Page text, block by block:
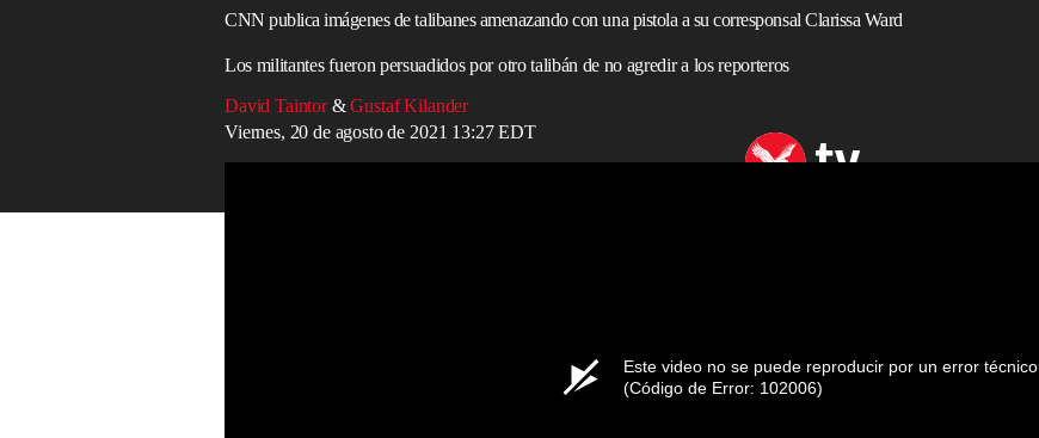
CNN publica imágenes de talibanes amenazando con una pistola a su corresponsal Clarissa Ward
Los militantes fueron persuadidos por otro talibán de no agredir a los reporteros
David Taintor & Gustaf Kilander
Viernes, 20 de agosto de 2021 13:27 EDT
Este video no se puede reproducir por un error técnico.
(Código de Error: 102006)
"azotar con una pistola" a un productor de campo de la cadena antes de que un compañero talibán